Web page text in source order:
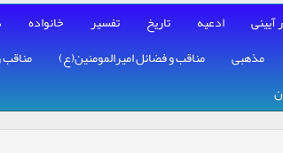
آیینی ادعیه تاریخ تفسیر خانواده
مذهبی مناقب و فضائل امیرالمومنین(ع)